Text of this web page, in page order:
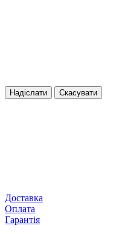
Надіслати Скасувати
Доставка
Оплата
Гарантія